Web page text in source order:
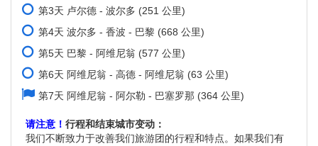
第3天 卢尔德 - 波尔多 (251 公里)
第4天 波尔多 - 香波 - 巴黎 (668 公里)
第5天 巴黎 - 阿维尼翁 (577 公里)
第6天 阿维尼翁 - 高德 - 阿维尼翁 (63 公里)
第7天 阿维尼翁 - 阿尔勒 - 巴塞罗那 (364 公里)
请注意！ 行程和结束城市变动：
我们不断致力于改善我们旅游团的行程和特点。如果我们有